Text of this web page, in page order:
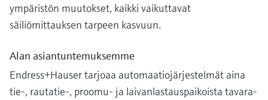
ympäristön muutokset, kaikki vaikuttavat
säiliömittauksen tarpeen kasvuun.
Alan asiantuntemuksemme
Endress+Hauser tarjoaa automaatiojärjestelmät aina
tie-, rautatie-, proomu- ja laivanlastauspaikoista tavara-